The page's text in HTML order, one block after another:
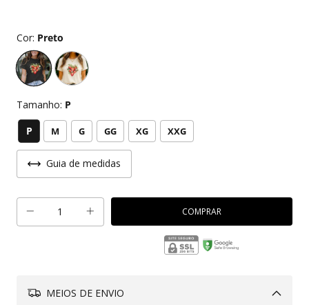
Cor: Preto
Tamanho: P
P M G GG XG XXG
Guia de medidas
MEIOS DE ENVIO